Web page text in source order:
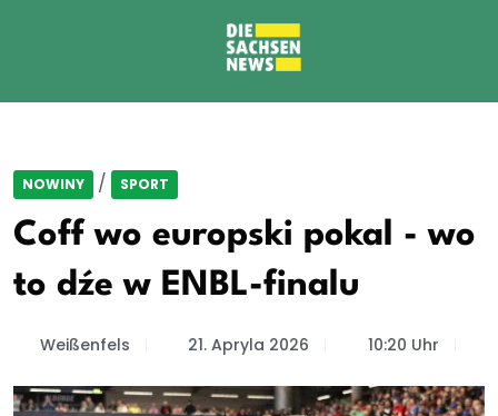
NOWINY / SPORT
Coff wo europski pokal - wo
to dźe w ENBL-finalu
Weißenfels 21. Apryla 2026 10:20 Uhr